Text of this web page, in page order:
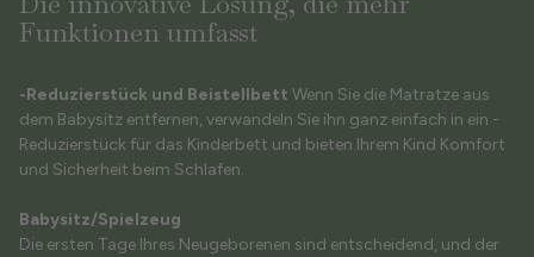
Funktionen umfasst
-Reduzierstück und Beistellbett Wenn Sie die Matratze aus
dem Babysitz entfernen, verwandeln Sie ihn ganz einfach in ein -
Reduzierstück für das Kinderbett und bieten Ihrem Kind Komfort
und Sicherheit beim Schlafen.
Babysitz/Spielzeug
Die ersten Tage Ihres Neugeborenen sind entscheidend, und der